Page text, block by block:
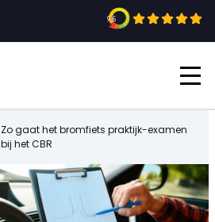
9,6
Zo gaat het bromfiets praktijk-examen
bij het CBR